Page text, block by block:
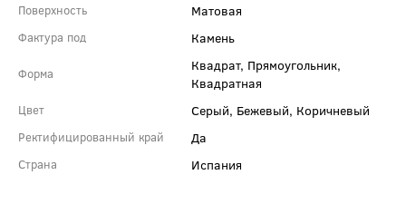
Поверхность Матовая
Фактура под Камень
Форма
Квадрат, Прямоугольник,
Квадратная
Цвет Серый, Бежевый, Коричневый
Ректифицированный край Да
Страна Испания